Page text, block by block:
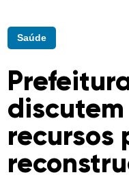
Saúde
recursos